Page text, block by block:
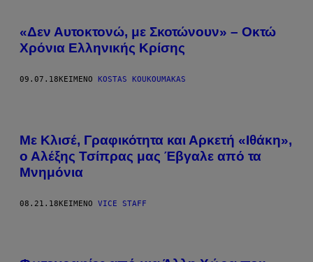
«Δεν Αυτοκτονώ, με Σκοτώνουν» – Οκτώ
Χρόνια Ελληνικής Κρίσης
09.07.18ΚΕΊΜΕΝΟ KOSTAS KOUKOUMAKAS
Mε Κλισέ, Γραφικότητα και Αρκετή «Ιθάκη»,
ο Αλέξης Τσίπρας μας Έβγαλε από τα
Μνημόνια
08.21.18ΚΕΊΜΕΝΟ VICE STAFF